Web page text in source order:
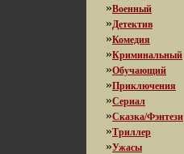
»Военный
»Детектив
»Комедия
»Криминальный
»Обучающий
»Приключения
»Сериал
»Сказка/Фэнтези
»Триллер
»Ужасы